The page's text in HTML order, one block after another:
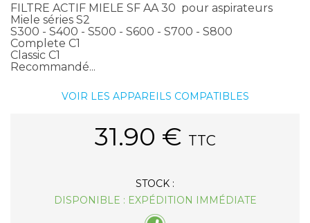
FILTRE ACTIF MIELE SF AA 30 pour aspirateurs
Miele séries S2
S300 - S400 - S500 - S600 - S700 - S800
Complete C1
Classic C1
Recommandé...
VOIR LES APPAREILS COMPATIBLES
31.90 € TTC
STOCK :
DISPONIBLE : EXPÉDITION IMMÉDIATE